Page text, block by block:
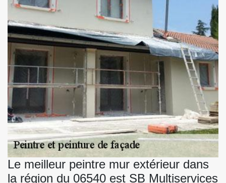
Le meilleur peintre mur extérieur dans
la région du 06540 est SB Multiservices